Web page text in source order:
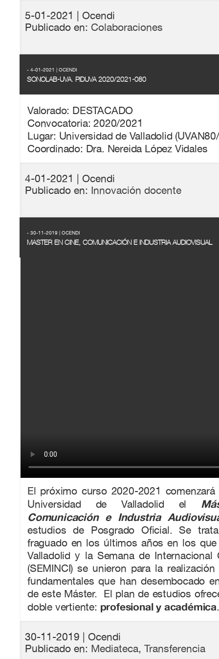
5-01-2021 | Ocendi
Publicado en: Colaboraciones
- 4-01-2021 | OCENDI
SONOLAB-UVA. PIDUVA 2020/2021-080
Valorado: DESTACADO
Convocatoria: 2020/2021
Lugar: Universidad de Valladolid
Coordinado: Dra. Nereida López Vidales
4-01-2021 | Ocendi
Publicado en: Innovación docente
- 30-11-2019 | OCENDI
MASTER EN CINE, COMUNICACIÓN E INDUSTRIA AUDIOVISUAL
El próximo curso 2020-2021
Universidad de Valladolid el
Comunicación e Industria
estudios de Posgrado Oficial. Se
fraguado en los últimos años en los
Valladolid y la Semana de Internacional
(SEMINCI) se unieron para la
fundamentales que han desembocado
de este Máster. El plan de estudios
doble vertiente: profesional y académica.
30-11-2019 | Ocendi
Publicado en: Mediateca, Transferencia